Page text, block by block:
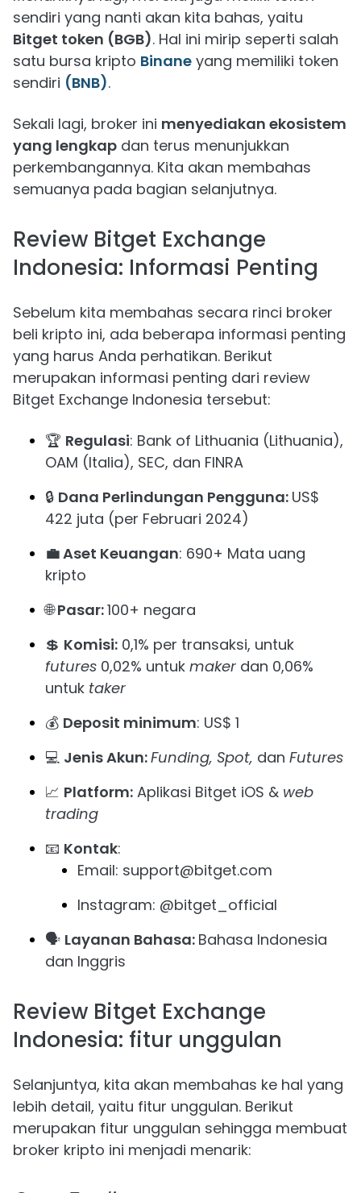
sendiri yang nanti akan kita bahas, yaitu
Bitget token (BGB). Hal ini mirip seperti salah
satu bursa kripto Binane yang memiliki token
sendiri (BNB).
Sekali lagi, broker ini menyediakan ekosistem
yang lengkap dan terus menunjukkan
perkembangannya. Kita akan membahas
semuanya pada bagian selanjutnya.
Review Bitget Exchange
Indonesia: Informasi Penting
Sebelum kita membahas secara rinci broker
beli kripto ini, ada beberapa informasi penting
yang harus Anda perhatikan. Berikut
merupakan informasi penting dari review
Bitget Exchange Indonesia tersebut:
🏆 Regulasi: Bank of Lithuania (Lithuania),
OAM (Italia), SEC, dan FINRA
🔒 Dana Perlindungan Pengguna: US$
422 juta (per Februari 2024)
💼 Aset Keuangan: 690+ Mata uang
kripto
🌐Pasar:100+ negara
💲 Komisi: 0,1% per transaksi, untuk
futures 0,02% untuk maker dan 0,06%
untuk taker
💰 Deposit minimum: US$ 1
💻 Jenis Akun:Funding, Spot, dan Futures
📈 Platform: Aplikasi Bitget iOS & web
trading
📧 Kontak:
Email: support@bitget.com
Instagram: @bitget_official
🗣 Layanan Bahasa: Bahasa Indonesia
dan Inggris
Review Bitget Exchange
Indonesia: fitur unggulan
Selanjuntya, kita akan membahas ke hal yang
lebih detail, yaitu fitur unggulan. Berikut
merupakan fitur unggulan sehingga membuat
broker kripto ini menjadi menarik: